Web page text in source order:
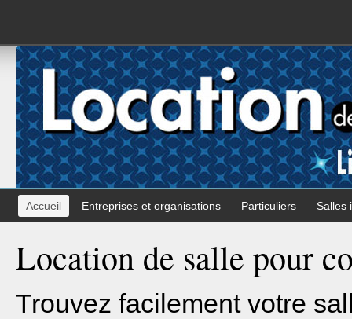
Accueil Entreprises et organisations Particuliers Salles
Location de salle pour
Trouvez facilement votre